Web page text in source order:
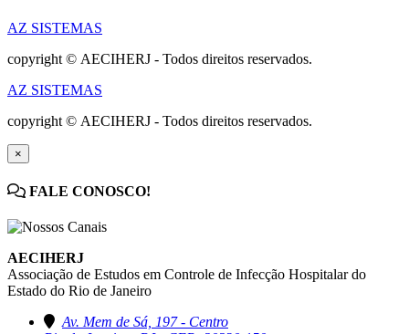
AZ SISTEMAS
copyright © AECIHERJ - Todos direitos reservados.
AZ SISTEMAS
copyright © AECIHERJ - Todos direitos reservados.
×
FALE CONOSCO!
AECIHERJ
Associação de Estudos em Controle de Infecção Hospitalar do
Estado do Rio de Janeiro
Av. Mem de Sá, 197 - Centro